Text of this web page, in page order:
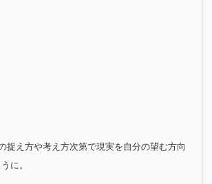
え方や考え方次第で現実を自分の望む方向
に。